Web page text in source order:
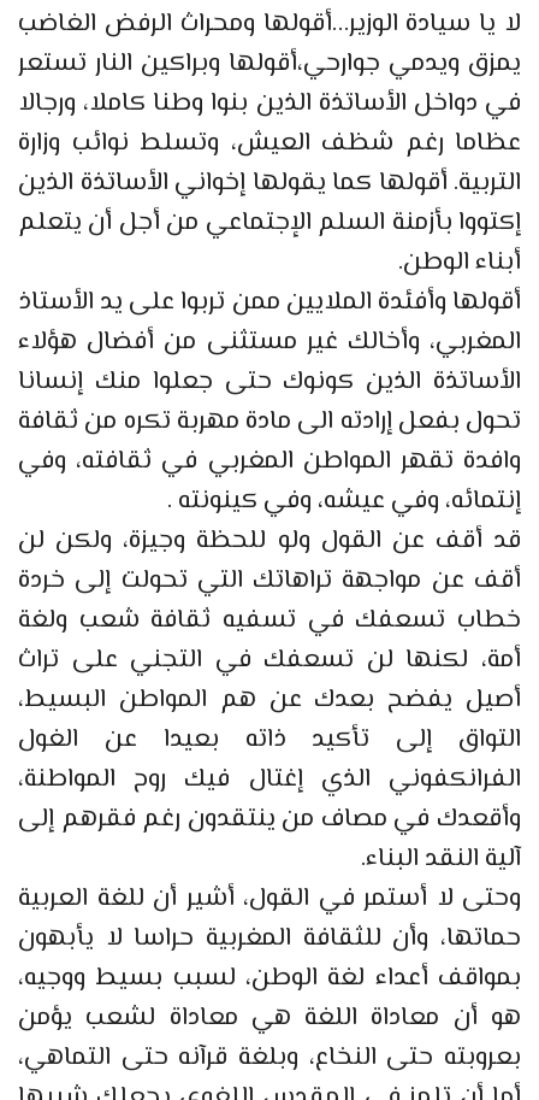
لا يا سيادة الوزير…أقولها ومحراث الرفض الغاضب
يمزق ويدمي جوارحي،أقولها وبراكين النار تستعر
في دواخل الأساتذة الذين بنوا وطنا كاملا، ورجالا
عظاما رغم شظف العيش، وتسلط نوائب وزارة
التربية. أقولها كما يقولها إخواني الأساتذة الذين
إكتووا بأزمنة السلم الإجتماعي من أجل أن يتعلم
أبناء الوطن.
أقولها وأفئدة الملايين ممن تربوا على يد الأستاذ
المغربي، وأخالك غير مستثنى من أفضال هؤلاء
الأساتذة الذين كونوك حتى جعلوا منك إنسانا
تحول بفعل إرادته الى مادة مهربة تكره من ثقافة
وافدة تقهر المواطن المغربي في ثقافته، وفي
إنتمائه، وفي عيشه، وفي كينونته .
قد أقف عن القول ولو للحظة وجيزة، ولكن لن
أقف عن مواجهة تراهاتك التي تحولت إلى خردة
خطاب تسعفك في تسفيه ثقافة شعب ولغة
أمة، لكنها لن تسعفك في التجني على تراث
أصيل يفضح بعدك عن هم المواطن البسيط،
التواق إلى تأكيد ذاته بعيدا عن الغول
الفرانكفوني الذي إغتال فيك روح المواطنة،
وأقعدك في مصاف من ينتقدون رغم فقرهم إلى
آلية النقد البناء.
وحتى لا أستمر في القول، أشير أن للغة العربية
حماتها، وأن للثقافة المغربية حراسا لا يأبهون
بمواقف أعداء لغة الوطن، لسبب بسيط ووجيه،
هو أن معاداة اللغة هي معاداة لشعب يؤمن
بعروبته حتى النخاع، وبلغة قرآنه حتى التماهي،